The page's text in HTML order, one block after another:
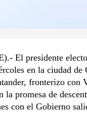
El presidente
en la ciudad de
fronterizo con
la promesa de
con el Gobierno